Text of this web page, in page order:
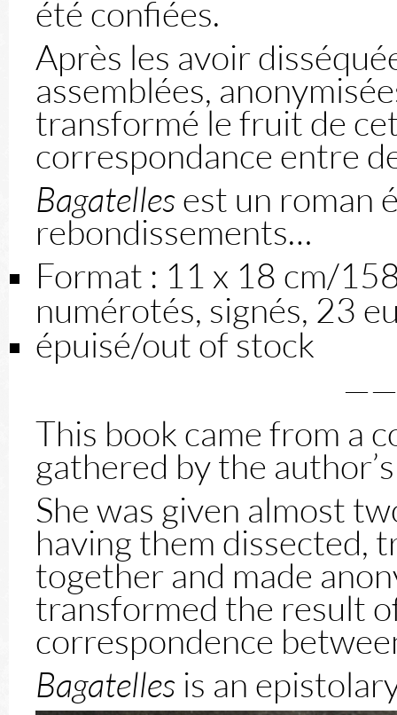
été confiées.
Après les avoir
assemblées,
transformé le fruit de
correspondance entre
Bagatellesest un roman
rebondissements…
Format : 11 x 18 cm/
numérotés, signés, 23
épuisé/out of stock
This book came from a
gathered by the
She was given almost
having them dissected,
together and made
transformed the result
correspondence
Bagatelles is an